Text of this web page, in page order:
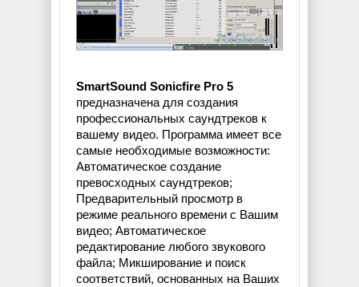
SmartSound Sonicfire Pro 5
предназначена для создания
профессиональных саундтреков к
вашему видео. Программа имеет все
самые необходимые возможности:
Автоматическое создание
превосходных саундтреков;
Предварительный просмотр в
режиме реального времени с Вашим
видео; Автоматическое
редактирование любого звукового
файла; Микширование и поиск
соответствий, основанных на Ваших